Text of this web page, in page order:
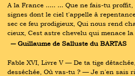
A la France ..... ... Que ne fais-tu
signes dont le ciel t'appelle à
sec ce feu prodigieux, Qui nous rend
cieux, Cest astre chevelu qui menace
― Guillaume de Salluste du BARTAS
Fable XVI, Livre V — De ta tige
desséchée, Où vas-tu ? — Je n'en sais